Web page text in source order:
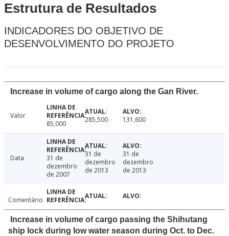
Estrutura de Resultados
INDICADORES DO OBJETIVO DE
DESENVOLVIMENTO DO PROJETO
Increase in volume of cargo along the Gan River.
Valor
85,000
285,500 131,600
Data
31 de
dezembro
de 2007
31 de
dezembro
de 2013
31 de
dezembro
de 2013
Comentário
Increase in volume of cargo passing the Shihutang
ship lock during low water season during Oct. to Dec.